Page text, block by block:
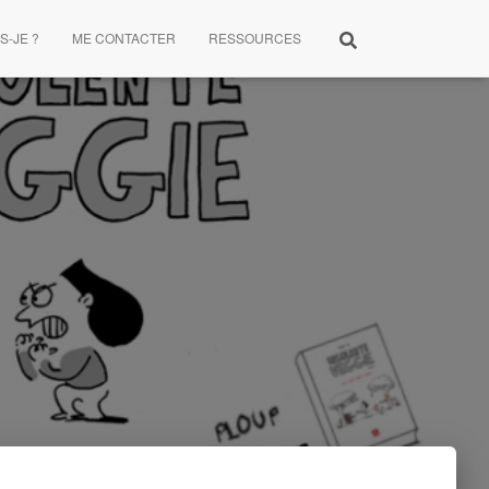
JE ? ME CONTACTER RESSOURCES